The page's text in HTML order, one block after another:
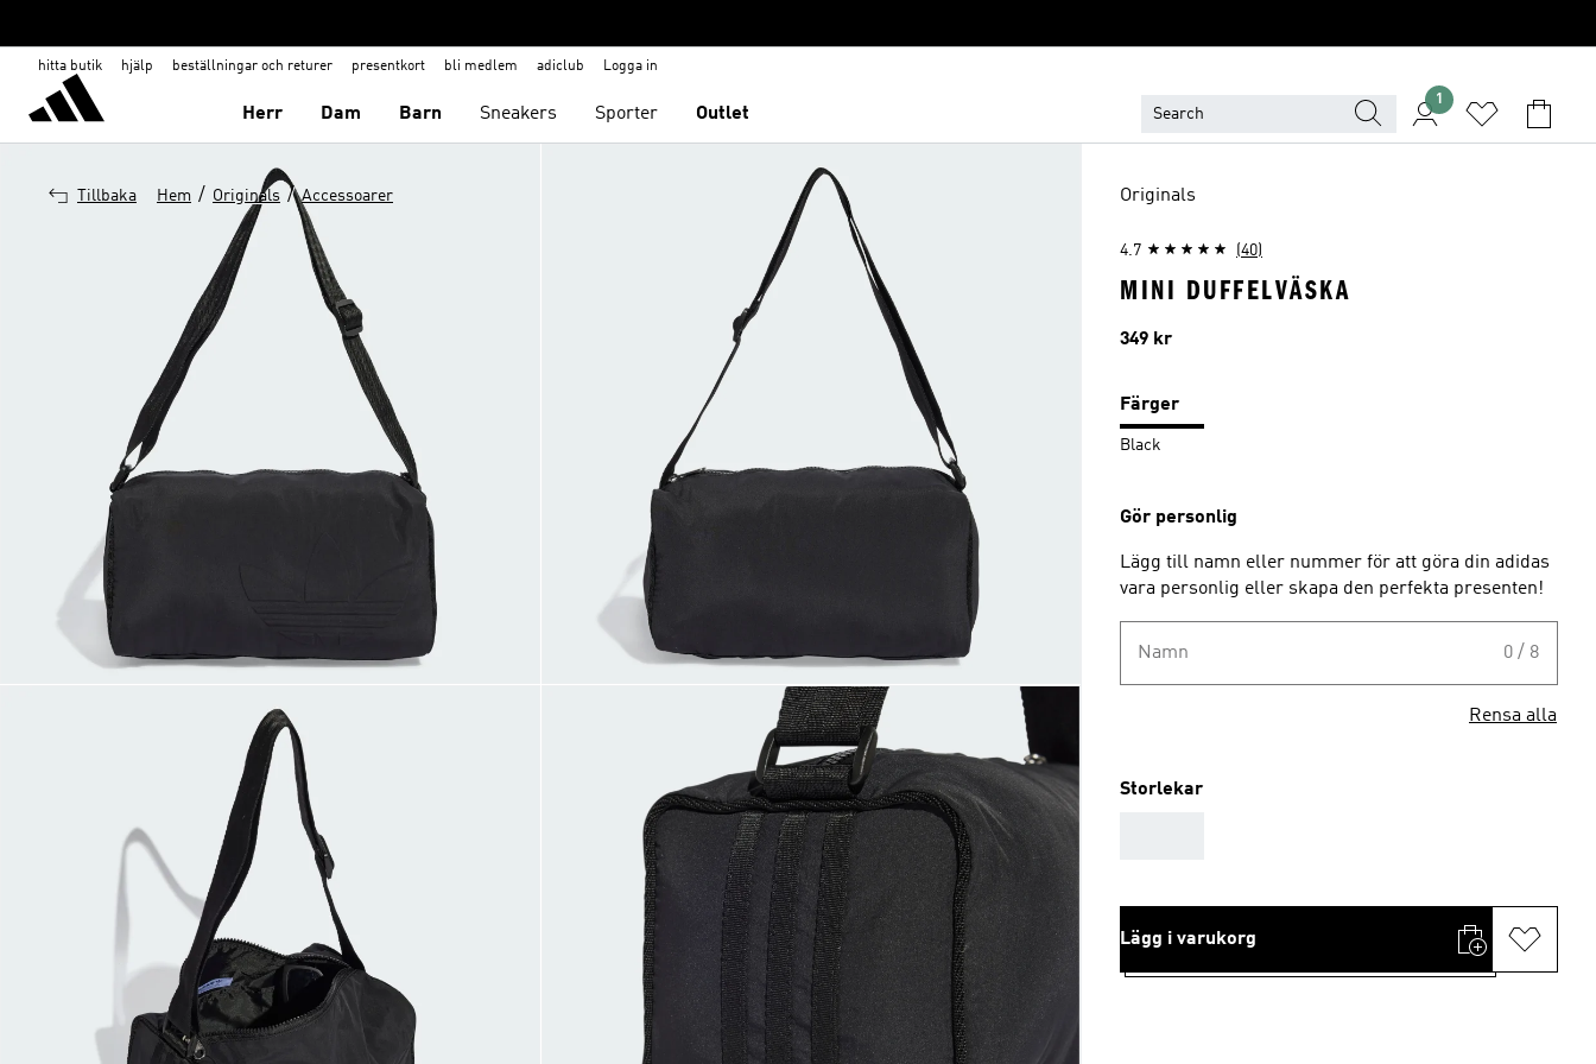
hitta butik hjälp beställningar och returer presentkort bli medlem adiclub Logga in
Herr Dam Barn Sneakers Sporter Outlet
1
Tillbaka Hem / Originals / Accessoarer Originals
4.7 (40)
MINI DUFFELVÄSKA
Pris
349 kr
Färger
Black
Gör personlig
Lägg till namn eller nummer för att göra din adidas
vara personlig eller skapa den perfekta presenten!
Namn 0 / 8
Rensa alla
Storlekar
Lägg i varukorg